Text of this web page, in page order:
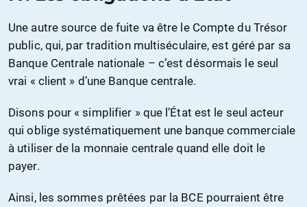
Une autre source de fuite va être le Compte du Trésor
public, qui, par tradition multiséculaire, est géré par sa
Banque Centrale nationale – c’est désormais le seul
vrai « client » d’une Banque centrale.
Disons pour « simplifier » que l’État est le seul acteur
qui oblige systématiquement une banque commerciale
à utiliser de la monnaie centrale quand elle doit le
payer.
Ainsi, les sommes prêtées par la BCE pourraient être